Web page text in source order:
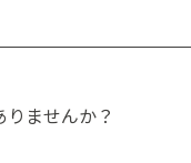
ませんか？